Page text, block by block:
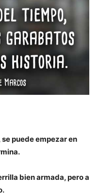
puede empezar en
bien armada, pero a